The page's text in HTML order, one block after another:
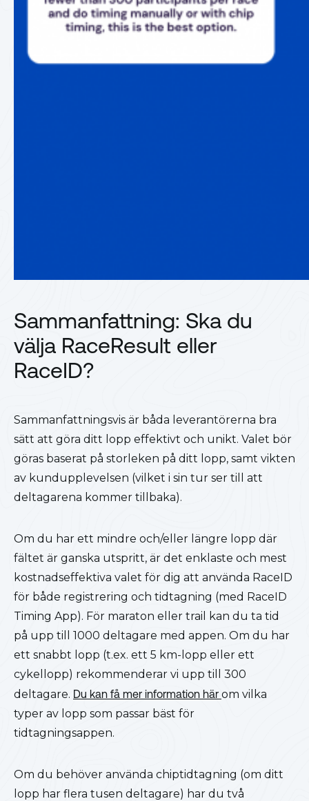
Sammanfattning: Ska du
välja RaceResult eller
RaceID?
Sammanfattningsvis är båda leverantörerna bra
sätt att göra ditt lopp effektivt och unikt. Valet bör
göras baserat på storleken på ditt lopp, samt vikten
av kundupplevelsen (vilket i sin tur ser till att
deltagarena kommer tillbaka).
Om du har ett mindre och/eller längre lopp där
fältet är ganska utspritt, är det enklaste och mest
kostnadseffektiva valet för dig att använda RaceID
för både registrering och tidtagning (med RaceID
Timing App). För maraton eller trail kan du ta tid
på upp till 1000 deltagare med appen. Om du har
ett snabbt lopp (t.ex. ett 5 km-lopp eller ett
cykellopp) rekommenderar vi upp till 300
deltagare. Du kan få mer information här om vilka
typer av lopp som passar bäst för
tidtagningsappen.
Om du behöver använda chiptidtagning (om ditt
lopp har flera tusen deltagare) har du två